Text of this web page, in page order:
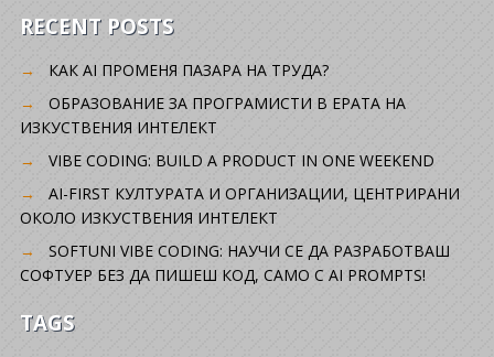
RECENT POSTS
КАК AI ПРОМЕНЯ ПАЗАРА НА ТРУДА?
ОБРАЗОВАНИЕ ЗА ПРОГРАМИСТИ В ЕРАТА НА
ИЗКУСТВЕНИЯ ИНТЕЛЕКТ
VIBE CODING: BUILD A PRODUCT IN ONE WEEKEND
AI-FIRST КУЛТУРАТА И ОРГАНИЗАЦИИ, ЦЕНТРИРАНИ
ОКОЛО ИЗКУСТВЕНИЯ ИНТЕЛЕКТ
SOFTUNI VIBE CODING: НАУЧИ СЕ ДА РАЗРАБОТВАШ
СОФТУЕР БЕЗ ДА ПИШЕШ КОД, САМО С AI PROMPTS!
TAGS